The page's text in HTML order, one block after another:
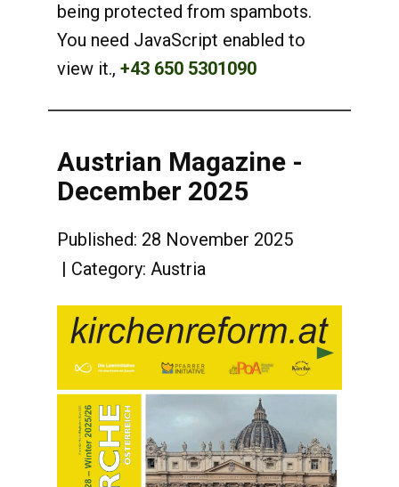
being protected from spambots.
You need JavaScript enabled to
view it., +43 650 5301090
Austrian Magazine -
December 2025
Published: 28 November 2025
Category: Austria